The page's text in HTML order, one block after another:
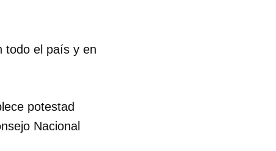
todo el país y en
potestad
Nacional